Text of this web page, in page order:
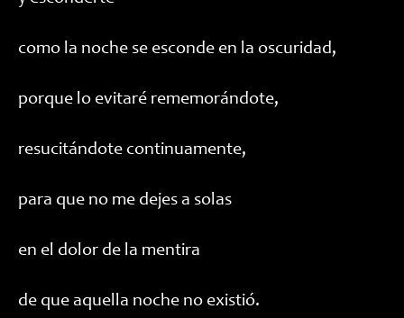
como la noche se esconde en la oscuridad,
porque lo evitaré rememorándote,
resucitándote continuamente,
para que no me dejes a solas
en el dolor de la mentira
de que aquella noche no existió.